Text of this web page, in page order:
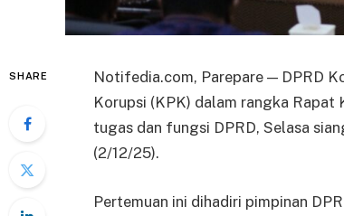
SHARE
Notifedia.com, Parepare — DPRD
Korupsi (KPK) dalam rangka Rapat
tugas dan fungsi DPRD, Selasa
(2/12/25).
Pertemuan ini dihadiri pimpinan